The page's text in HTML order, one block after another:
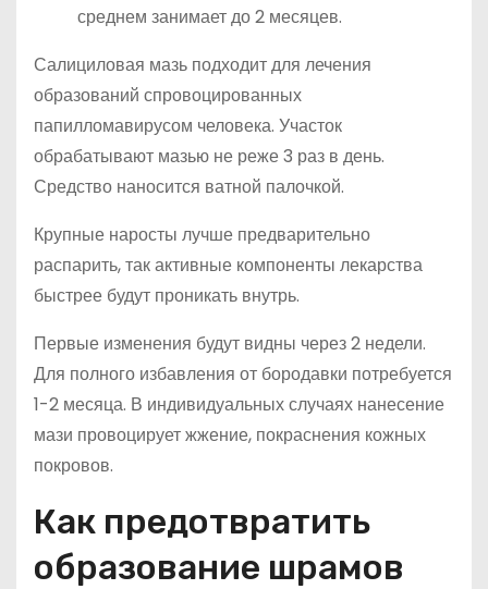
среднем занимает до 2 месяцев.
Салициловая мазь подходит для лечения
образований спровоцированных
папилломавирусом человека. Участок
обрабатывают мазью не реже 3 раз в день.
Средство наносится ватной палочкой.
Крупные наросты лучше предварительно
распарить, так активные компоненты лекарства
быстрее будут проникать внутрь.
Первые изменения будут видны через 2 недели.
Для полного избавления от бородавки потребуется
1-2 месяца. В индивидуальных случаях нанесение
мази провоцирует жжение, покраснения кожных
покровов.
Как предотвратить
образование шрамов